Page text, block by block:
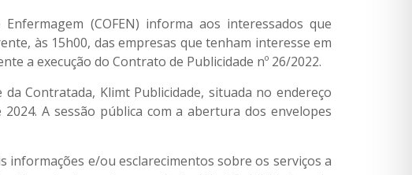
(COFEN) informa aos interessados que
às 15h00, das empresas que tenham interesse em
a execução do Contrato de Publicidade nº 26/2022.
Contratada, Klimt Publicidade, situada no endereço
A sessão pública com a abertura dos envelopes
informações e/ou esclarecimentos sobre os serviços a